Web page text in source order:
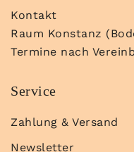
Kontakt
Raum Konstanz
Termine nach
Service
Zahlung & Versand
Newsletter